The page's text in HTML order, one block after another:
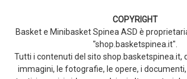
COPYRIGHT
Basket e Minibasket Spinea ASD è
"shop.basketspinea.it".
Tutti i contenuti del sito shop.basketspinea.it,
immagini, le fotografie, le opere, i documenti,